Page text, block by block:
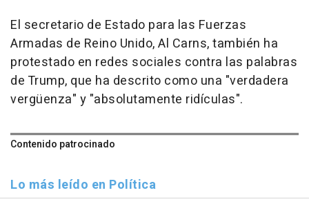
El secretario de Estado para las Fuerzas
Armadas de Reino Unido, Al Carns, también ha
protestado en redes sociales contra las palabras
de Trump, que ha descrito como una "verdadera
vergüenza" y "absolutamente ridículas".
Contenido patrocinado
Lo más leído en Política